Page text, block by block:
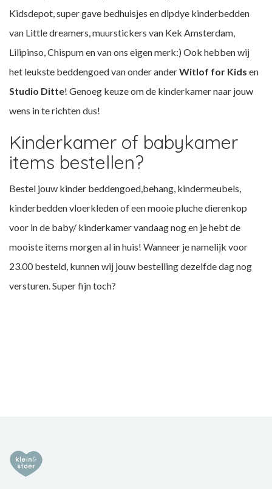
Kidsdepot, super gave bedhuisjes en dipdye kinderbedden
van Little dreamers, muurstickers van Kek Amsterdam,
Lilipinso, Chispumen van ons eigen merk:) Ook hebben wij
het leukste beddengoedvan onder anderWitlof for Kids en
Studio Ditte! Genoeg keuze om de kinderkamer naar jouw
wens in te richten dus!
Kinderkamer of babykamer
items bestellen?
Bestel jouw kinder beddengoed,behang, kindermeubels,
kinderbedden vloerkleden of een mooie pluche dierenkop
voor in de baby/ kinderkamer vandaag nog en je hebt de
mooiste items morgen al in huis! Wanneer je namelijk voor
23.00 besteld, kunnen wij jouw bestelling dezelfde dag nog
versturen. Super fijn toch?